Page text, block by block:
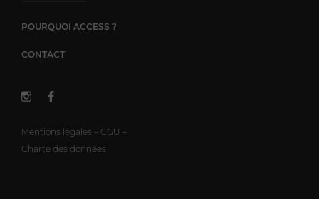
POURQUOI ACCESS ?
CONTACT
Mentions légales – CGU –
Charte des données